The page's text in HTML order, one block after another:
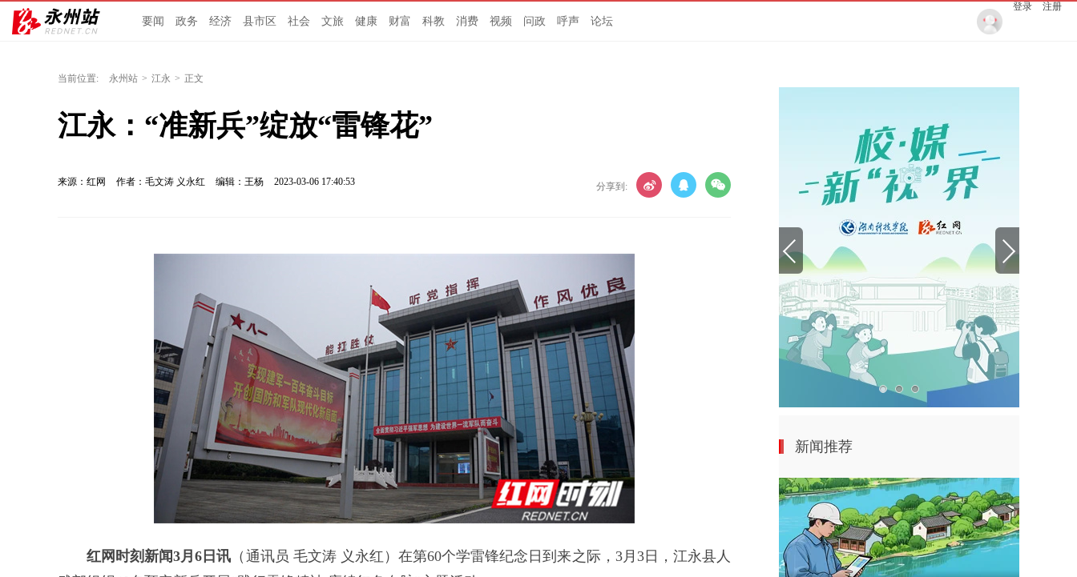
要闻 政务 经济 县市区 社会 文旅 健康 财富 科教 消费 视频 问政 呼声 论坛
登录 注册
当前位置: 永州站 > 江永 > 正文
江永：“准新兵”绽放“雷锋花”
来源：红网 作者：毛文涛 义永红 编辑：王杨 2023-03-06 17:40:53 分享到:
红网时刻新闻3月6日讯 （通讯员 毛文涛 义永红）在第60个学雷锋纪念日到来之际，3月3日，江永县人
新闻推荐